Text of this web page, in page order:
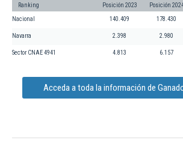
Ranking Posición 2023 Posición
Nacional 140.409 178.430
Navarra 2.398 2.980
Sector CNAE 4941 4.813 6.157
Acceda a toda la información de